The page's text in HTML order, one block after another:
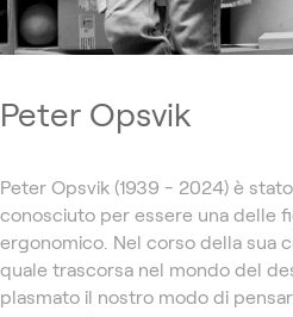
Peter Opsvik
Peter Opsvik (1939 - 2024) è
conosciuto per essere una delle
ergonomico. Nel corso della sua
quale trascorsa nel mondo del
plasmato il nostro modo di